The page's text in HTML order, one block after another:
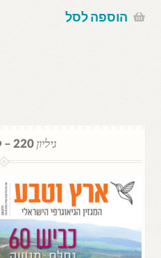
הוספה לסל
גיליון220 – קיץ 2026